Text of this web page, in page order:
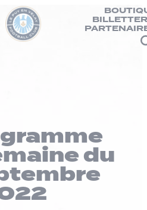
du
cookies